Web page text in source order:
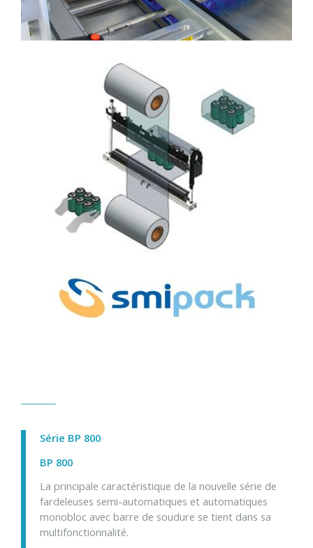
Série BP 800
BP 800
La principale caractéristique de la nouvelle série de
fardeleuses semi-automatiques et automatiques
monobloc avec barre de soudure se tient dans sa
multifonctionnalité.